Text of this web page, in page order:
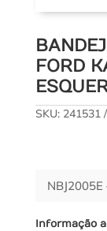
FORD
SKU: 241531
Informação